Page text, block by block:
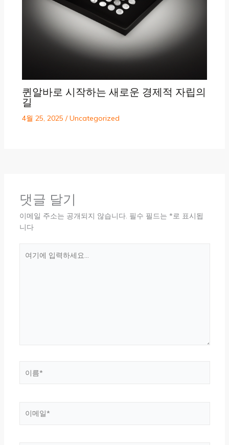
퀸알바로 시작하는 새로운 경제적 자립의
길
4월 25, 2025 /Uncategorized
댓글 달기
이메일 주소는 공개되지 않습니다. 필수 필드는 *로 표시됩
니다